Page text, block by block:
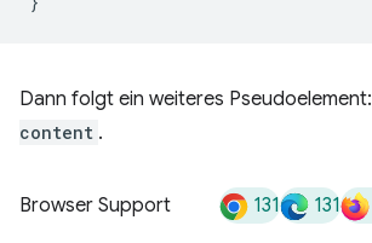
Dann folgt ein weiteres Pseudoelement:
content .
Browser Support 131 131